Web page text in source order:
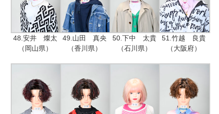
48.安井 燦太
（岡山県）
49.山田 真央
（香川県）
50.下中 太貴
（石川県）
51.竹越 良貴
（大阪府）